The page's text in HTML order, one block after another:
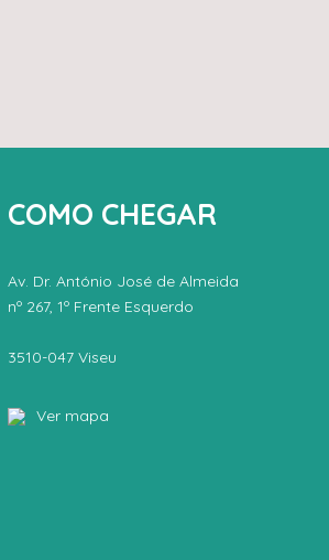
COMO CHEGAR
Av. Dr. António José de Almeida
nº 267, 1º Frente Esquerdo
3510-047 Viseu
Ver mapa